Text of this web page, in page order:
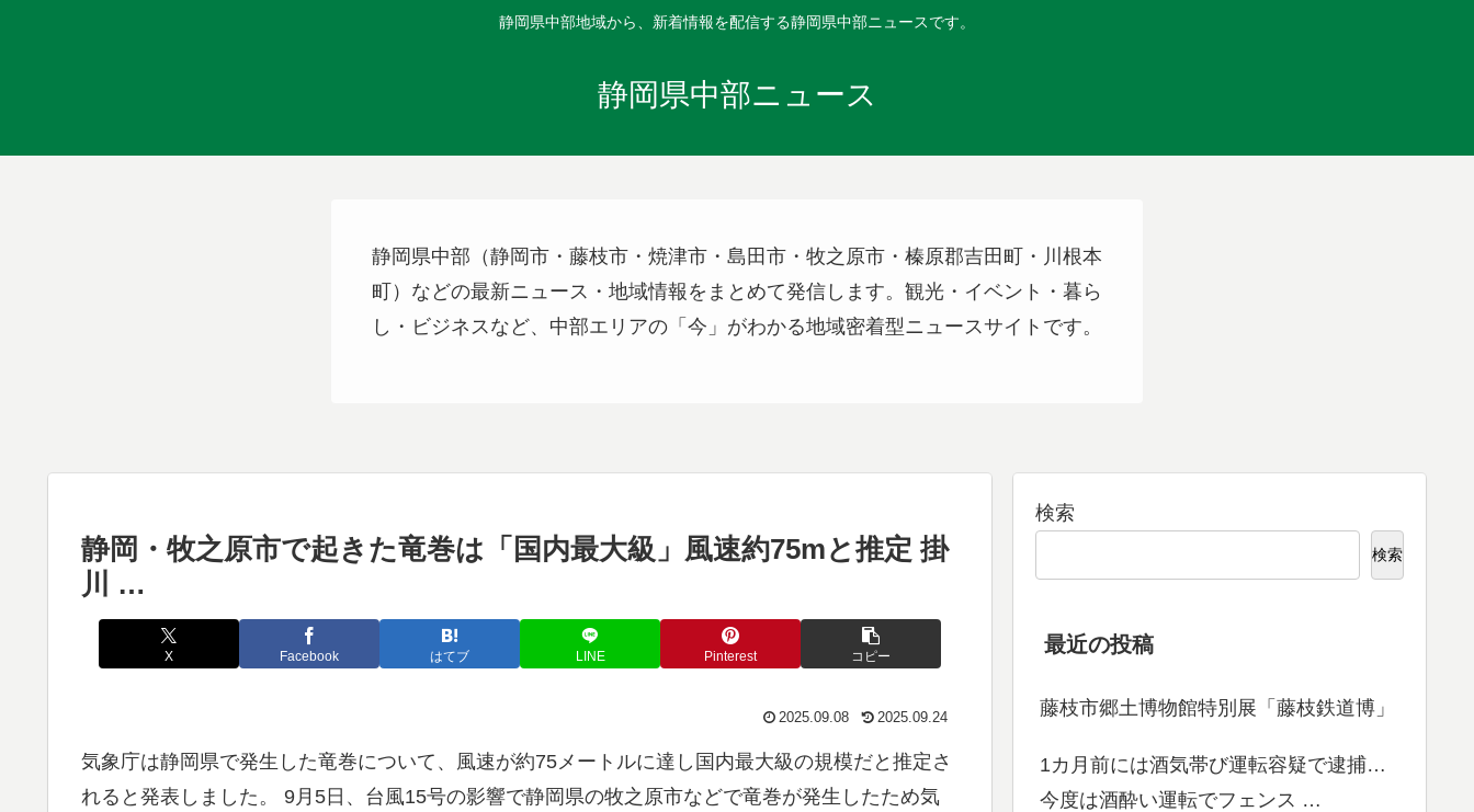
静岡県中部地域から、新着情報を配信する静岡県中部ニュースです。
静岡県中部ニュース
静岡県中部（静岡市・藤枝市・焼津市・島田市・牧之原市・榛原郡吉田町・川根本
町）などの最新ニュース・地域情報をまとめて発信します。観光・イベント・暮ら
し・ビジネスなど、中部エリアの「今」がわかる地域密着型ニュースサイトです。
静岡・牧之原市で起きた竜巻は「国内最大級」風速約75mと推定 掛
川 …
X Facebook はてブ LINE Pinterest コピー
2025.09.08 2025.09.24
気象庁は静岡県で発生した竜巻について、風速が約75メートルに達し国内最大級の規模だと推定さ
れると発表しました。 9月5日、台風15号の影響で静岡県の牧之原市などで竜巻が発生したため気
検索
検索
最近の投稿
藤枝市郷土博物館特別展「藤枝鉄道博」
1カ月前には酒気帯び運転容疑で逮捕…
今度は酒酔い運転でフェンス …